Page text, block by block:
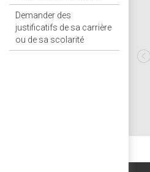
Demander des
justificatifs de sa carrière
ou de sa scolarité